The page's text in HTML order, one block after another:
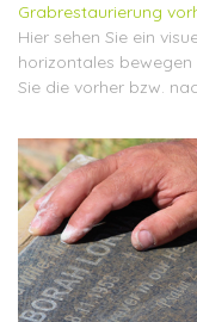
Grabrestaurierung
Hier sehen Sie ein
horizontales bewegen
Sie die vorher bzw.